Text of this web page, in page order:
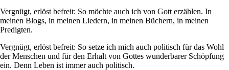
Vergnügt, erlöst befreit: So möchte auch ich von Gott erzählen. In
meinen Blogs, in meinen Liedern, in meinen Büchern, in meinen
Predigten.
Vergnügt, erlöst befreit: So setze ich mich auch politisch für das Wohl
der Menschen und für den Erhalt von Gottes wunderbarer Schöpfung
ein. Denn Leben ist immer auch politisch.